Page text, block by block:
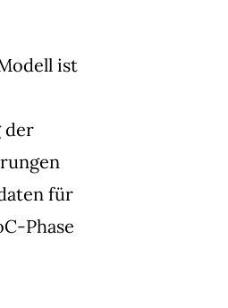
ist
der
für
Phase